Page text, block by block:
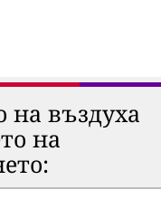
на въздуха
на